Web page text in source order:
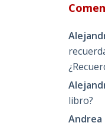
libro?
Andrea